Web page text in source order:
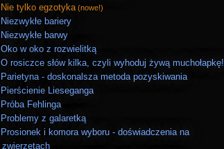
Nie tylko egzotyka (nowe!)
Niezwykłe bariery
Niezwykłe barwy
Oko w oko z rozwielitką
O rosiczce słów kilka, czyli wyhoduj żywą muchołapkę!
Parietyna - doskonalsza metoda pozyskiwania
Pierścienie Lieseganga
Próba Fehlinga
Problemy z galaretką
Prosionek i komora wyboru - doświadczenia na
zwierzętach